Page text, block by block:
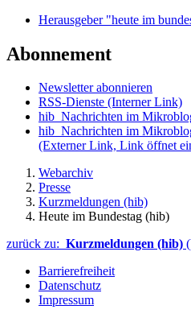
Herausgeber "heute im
Abonnement
Newsletter abonnieren
RSS-Dienste (Interner Link)
hib_Nachrichten im
hib_Nachrichten im
(Externer Link, Link öffnet
Webarchiv
Presse
Kurzmeldungen (hib)
Heute im Bundestag (hib)
zurück zu: Kurzmeldungen (hib)
Barrierefreiheit
Datenschutz
Impressum